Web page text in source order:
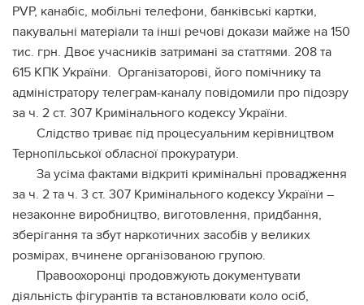
PVP, канабіс, мобільні телефони, банківські картки,
пакувальні матеріали та інші речові докази майже на 150
тис. грн. Двоє учасників затримані за статтями. 208 та
615 КПК України. Організаторові, його помічнику та
адміністратору телеграм-каналу повідомили про підозру
за ч. 2 ст. 307 Кримінального кодексу України.
Слідство триває під процесуальним керівництвом
Тернопільської обласної прокуратури.
За усіма фактами відкриті кримінальні провадження
за ч. 2 та ч. 3 ст. 307 Кримінального кодексу України –
незаконне виробництво, виготовлення, придбання,
зберігання та збут наркотичних засобів у великих
розмірах, вчинене організованою групою.
Правоохоронці продовжують документувати
діяльність фігурантів та встановлювати коло осіб,